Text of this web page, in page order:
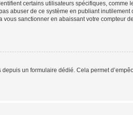
certains utilisateurs spécifiques, comme
abuser de ce système en publiant inutilement
vous sanctionner en abaissant votre compteur de
un formulaire dédié. Cela permet